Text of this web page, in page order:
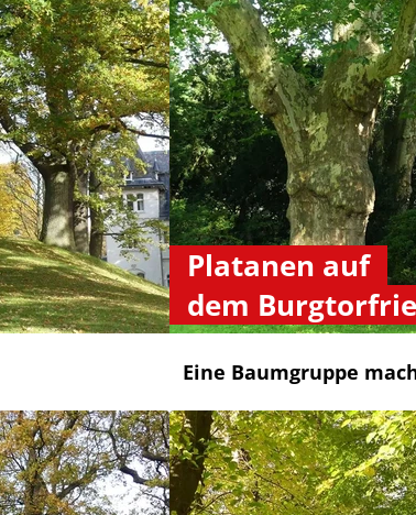
Platanen auf
dem
Eine Baumgruppe